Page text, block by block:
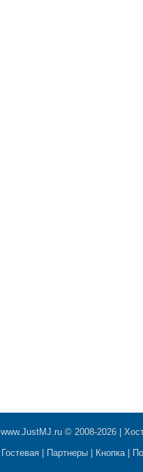
www.JustMJ.ru © 2008-2026 |
Гостевая Партнеры Кнопка|